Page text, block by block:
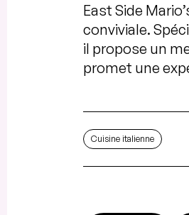
East Side
conviviale.
il propose un
promet une
Cuisine italienne